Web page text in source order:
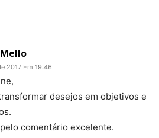
2017 Em 19:46
desejos em objetivos e
comentário excelente.